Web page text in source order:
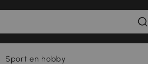
Sport en hobby